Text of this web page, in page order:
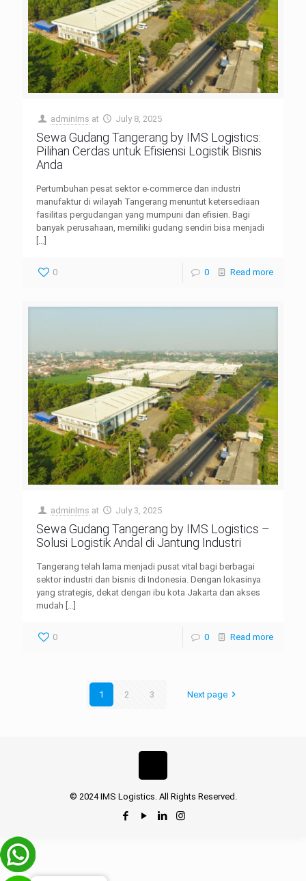
adminIms at July 8, 2025
Sewa Gudang Tangerang by IMS Logistics:
Pilihan Cerdas untuk Efisiensi Logistik Bisnis
Anda
Pertumbuhan pesat sektor e-commerce dan industri
manufaktur di wilayah Tangerang menuntut ketersediaan
fasilitas pergudangan yang mumpuni dan efisien. Bagi
banyak perusahaan, memiliki gudang sendiri bisa menjadi
[…]
0 0 Read more
adminIms at July 3, 2025
Sewa Gudang Tangerang by IMS Logistics –
Solusi Logistik Andal di Jantung Industri
Tangerang telah lama menjadi pusat vital bagi berbagai
sektor industri dan bisnis di Indonesia. Dengan lokasinya
yang strategis, dekat dengan ibu kota Jakarta dan akses
mudah […]
0 0 Read more
1 2 3 Next page
© 2024 IMS Logistics. All Rights Reserved.